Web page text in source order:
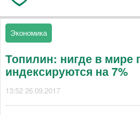
Экономика
Топилин: нигде в мире
индексируются на 7%
13:52 26.09.2017